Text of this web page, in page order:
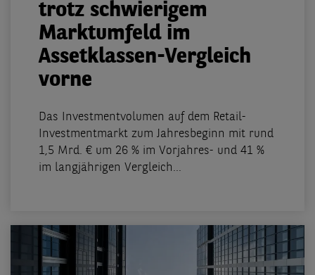
trotz schwierigem
Marktumfeld im
Assetklassen-Vergleich
vorne
Das Investmentvolumen auf dem Retail-
Investmentmarkt zum Jahresbeginn mit rund
1,5 Mrd. € um 26 % im Vorjahres- und 41 %
im langjährigen Vergleich...